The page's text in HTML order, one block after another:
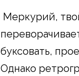
Меркурий,
буксовать,
Однако